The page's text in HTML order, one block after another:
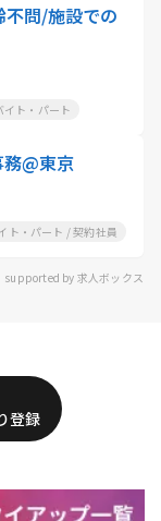
問/施設での
イト・パート
@東京
ト・パート / 契約社員
supported by 求人ボックス
登録